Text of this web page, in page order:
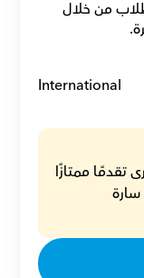
International
سارة